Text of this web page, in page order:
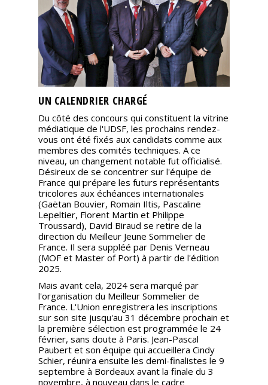
UN CALENDRIER CHARGÉ
Du côté des concours qui constituent la vitrine
médiatique de l'UDSF, les prochains rendez-
vous ont été fixés aux candidats comme aux
membres des comités techniques. A ce
niveau, un changement notable fut officialisé.
Désireux de se concentrer sur l'équipe de
France qui prépare les futurs représentants
tricolores aux échéances internationales
(Gaëtan Bouvier, Romain Iltis, Pascaline
Lepeltier, Florent Martin et Philippe
Troussard), David Biraud se retire de la
direction du Meilleur Jeune Sommelier de
France. Il sera suppléé par Denis Verneau
(MOF et Master of Port) à partir de l'édition
2025.
Mais avant cela, 2024 sera marqué par
l'organisation du Meilleur Sommelier de
France. L'Union enregistrera les inscriptions
sur son site jusqu'au 31 décembre prochain et
la première sélection est programmée le 24
février, sans doute à Paris. Jean-Pascal
Paubert et son équipe qui accueillera Cindy
Schier, réunira ensuite les demi-finalistes le 9
septembre à Bordeaux avant la finale du 3
novembre, à nouveau dans le cadre